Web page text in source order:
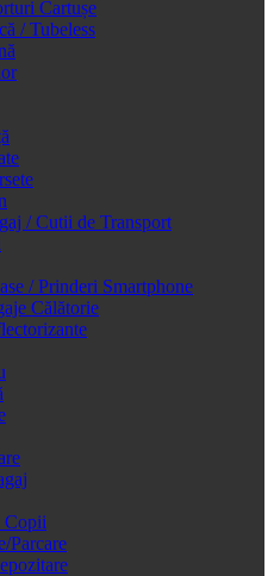
Cartușe
/ Tubeless
/ Cutii de Transport
/ Prinderi Smartphone
Călătorie
Copii
Parcare